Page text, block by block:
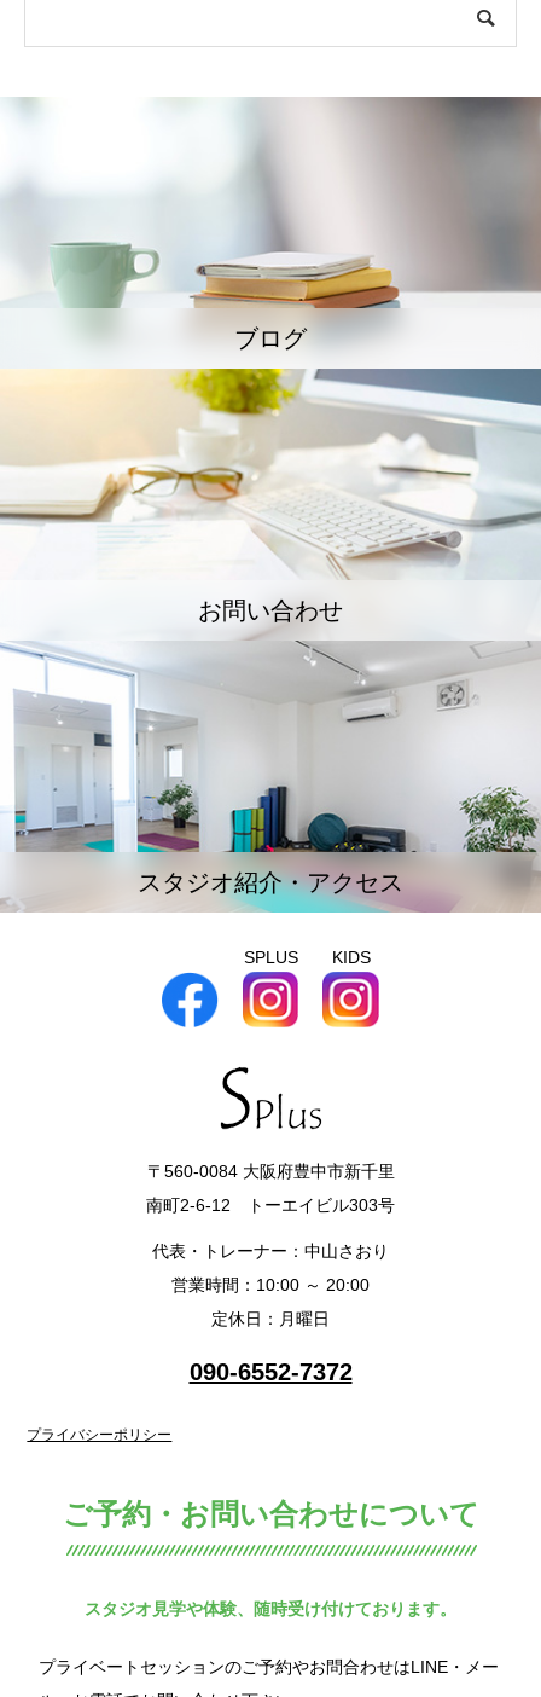
ブログ
お問い合わせ
スタジオ紹介・アクセス
SPLUS KIDS
〒560-0084 大阪府豊中市新千里
南町2-6-12 トーエイビル303号
代表・トレーナー：中山さおり
営業時間：10:00 ～ 20:00
定休日：月曜日
090-6552-7372
プライバシーポリシー
ご予約・お問い合わせについて
スタジオ見学や体験、随時受け付けております。
プライベートセッションのご予約やお問合わせはLINE・メー